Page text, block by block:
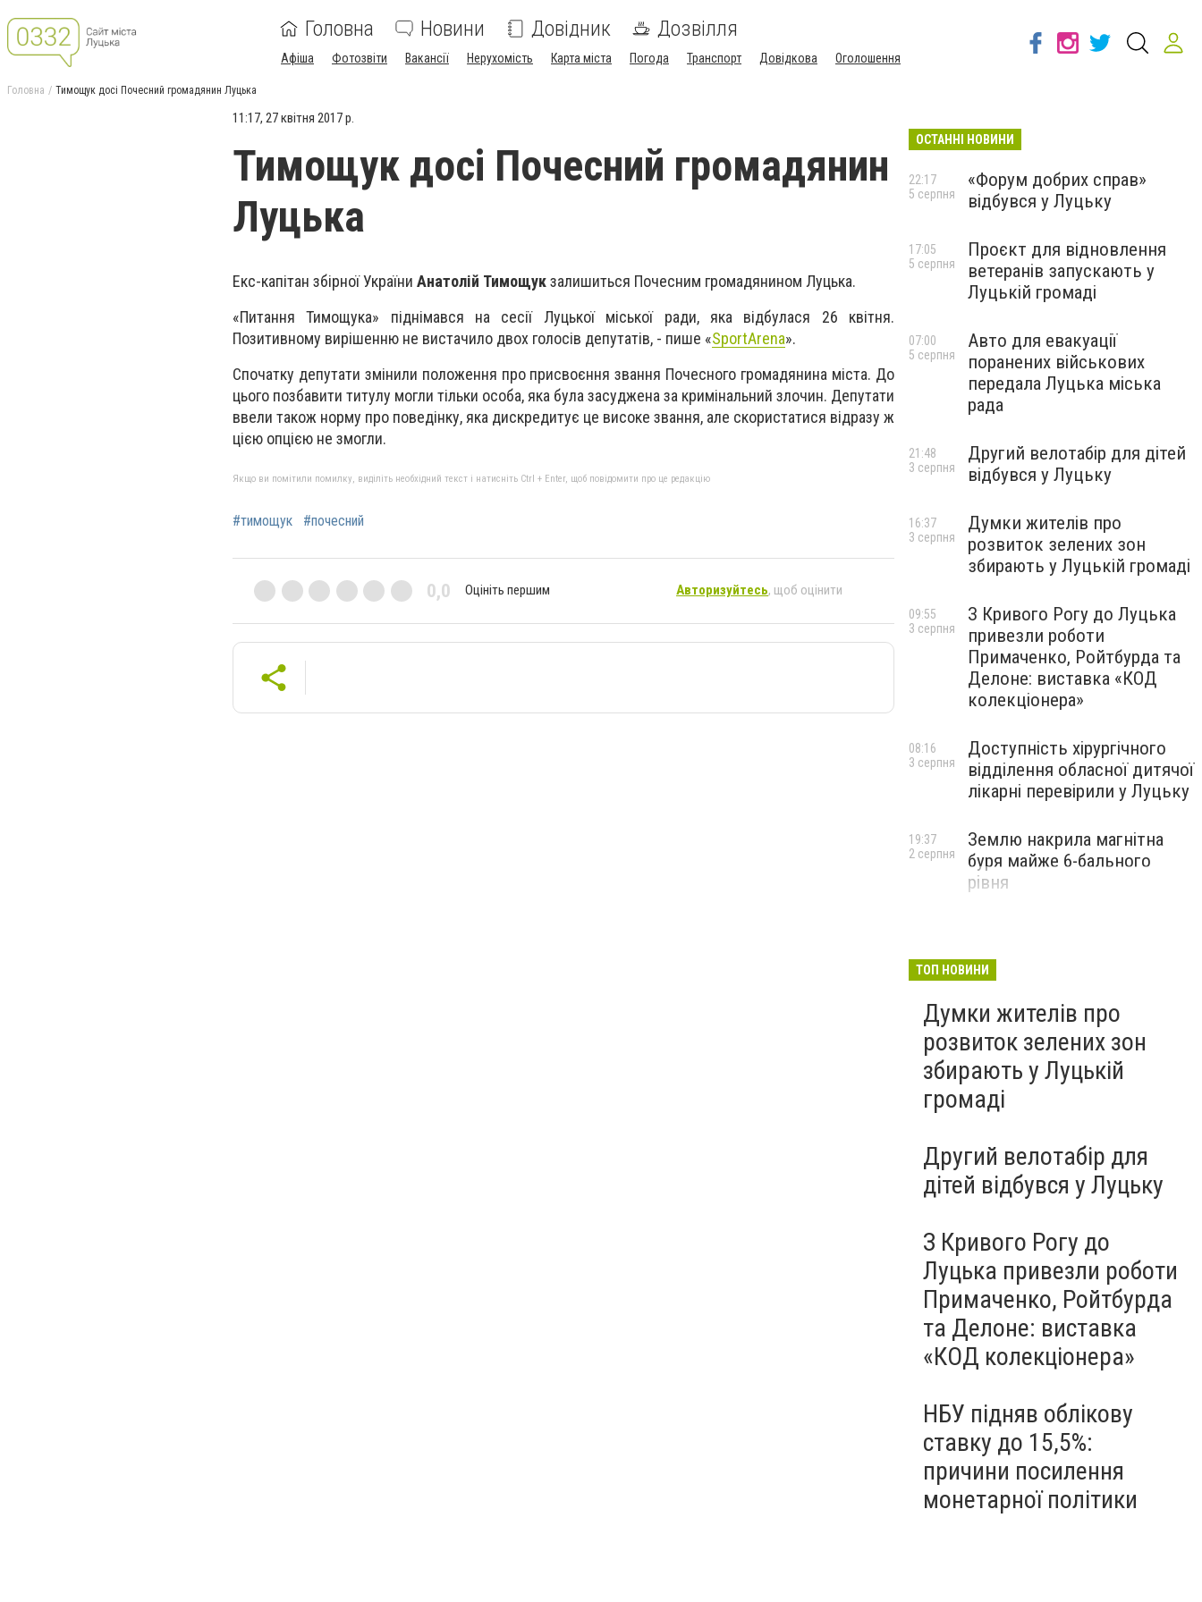
Головна Новини Довідник Дозвілля
Афіша Фотозвіти Вакансії Нерухомість Карта міста Погода Транспорт Довідкова Оголошення
Головна Тимощук досі Почесний громадянин Луцька
11:17, 27 квітня 2017 р.
Тимощук досі Почесний громадянин
Луцька
Екс-капітан збірної України Анатолій Тимощукзалишиться Почесним громадянином Луцька.
«Питання Тимощука» піднімався на сесії Луцької міської ради, яка відбулася 26 квітня.
Позитивному вирішенню не вистачило двох голосів депутатів, - пише «SportArena».
Спочатку депутати змінили положення про присвоєння звання Почесного громадянина міста. До
цього позбавити титулу могли тільки особа, яка була засуджена за кримінальний злочин. Депутати
ввели також норму про поведінку, яка дискредитує це високе звання, але скористатися відразу ж
цією опцією не змогли.
Якщо ви помітили помилку, виділіть необхідний текст і натисніть Ctrl + Enter, щоб повідомити про це редакцію
#тимощук #почесний
0,0 Оцініть першим Авторизуйтесь, щоб оцінити
ОСТАННІ НОВИНИ
«Форум добрих справ»
відбувся у Луцьку
22:17
5 серпня
Проєкт для відновлення
ветеранів запускають у
Луцькій громаді
17:05
5 серпня
Авто для евакуації
поранених військових
передала Луцька міська
рада
07:00
5 серпня
Другий велотабір для дітей
відбувся у Луцьку
21:48
3 серпня
Думки жителів про
розвиток зелених зон
збирають у Луцькій громаді
16:37
3 серпня
З Кривого Рогу до Луцька
привезли роботи
Примаченко, Ройтбурда та
Делоне: виставка «КОД
колекціонера»
09:55
3 серпня
Доступність хірургічного
відділення обласної дитячої
лікарні перевірили у Луцьку
08:16
3 серпня
Землю накрила магнітна
буря майже 6-бального
рівня
19:37
2 серпня
ТОП НОВИНИ
Думки жителів про
розвиток зелених зон
збирають у Луцькій
громаді
Другий велотабір для
дітей відбувся у Луцьку
З Кривого Рогу до
Луцька привезли роботи
Примаченко, Ройтбурда
та Делоне: виставка
«КОД колекціонера»
НБУ підняв облікову
ставку до 15,5%:
причини посилення
монетарної політики